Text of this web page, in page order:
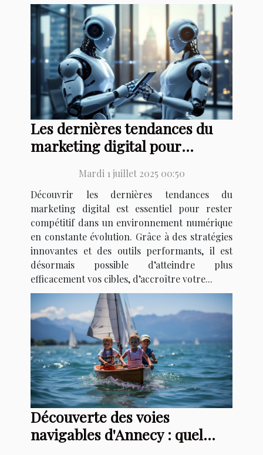
Les dernières tendances du
marketing digital pour
Mardi 1 juillet 2025 00:50
Découvrir les dernières tendances du
marketing digital est essentiel pour rester
compétitif dans un environnement numérique
en constante évolution. Grâce à des stratégies
innovantes et des outils performants, il est
désormais possible d’atteindre plus
efficacement vos cibles, d’accroître votre...
Découverte des voies
navigables d'Annecy : quel